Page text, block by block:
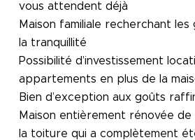
vous attendent déjà
Maison familiale recherchant
la tranquillité
Possibilité d’investissement
appartements en plus de la
Bien d’exception aux goûts
Maison entièrement rénovée
la toiture qui a complètement